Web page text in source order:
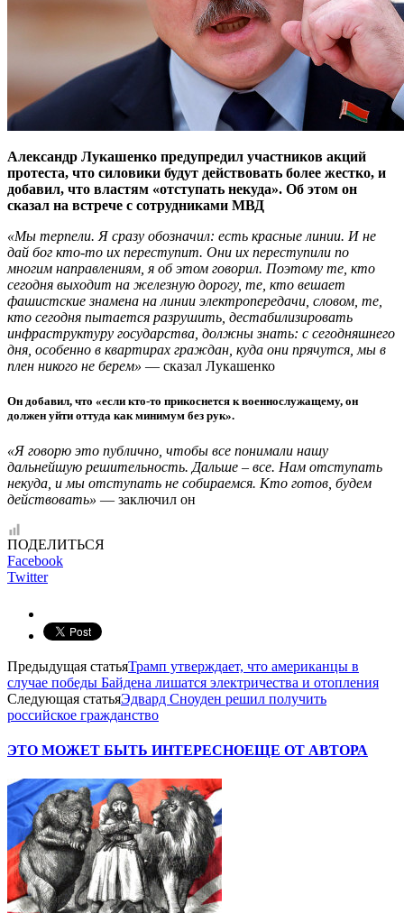
Александр Лукашенко предупредил участников акций
протеста, что силовики будут действовать более жестко, и
добавил, что властям «отступать некуда». Об этом он
сказал на встрече с сотрудниками МВД
«Мы терпели. Я сразу обозначил: есть красные линии. И не
дай бог кто-то их переступит. Они их переступили по
многим направлениям, я об этом говорил. Поэтому те, кто
сегодня выходит на железную дорогу, те, кто вешает
фашистские знамена на линии электропередачи, словом, те,
кто сегодня пытается разрушить, дестабилизировать
инфраструктуру государства, должны знать: с сегодняшнего
дня, особенно в квартирах граждан, куда они прячутся, мы в
плен никого не берем» — сказал Лукашенко
Он добавил, что «если кто-то прикоснется к военнослужащему, он
должен уйти оттуда как минимум без рук».
«Я говорю это публично, чтобы все понимали нашу
дальнейшую решительность. Дальше – все. Нам отступать
некуда, и мы отступать не собираемся. Кто готов, будем
действовать» — заключил он
ПОДЕЛИТЬСЯ
Facebook
Twitter
Предыдущая статьяТрамп утверждает, что американцы в
случае победы Байдена лишатся электричества и отопления
Следующая статьяЭдвард Сноуден решил получить
российское гражданство
ЭТО МОЖЕТ БЫТЬ ИНТЕРЕСНОЕЩЕ ОТ АВТОРА